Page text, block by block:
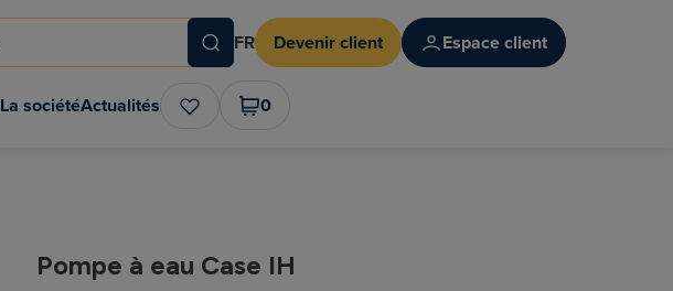
FR Devenir client Espace client
La sociétéActualités 0
Pompe à eau Case IH